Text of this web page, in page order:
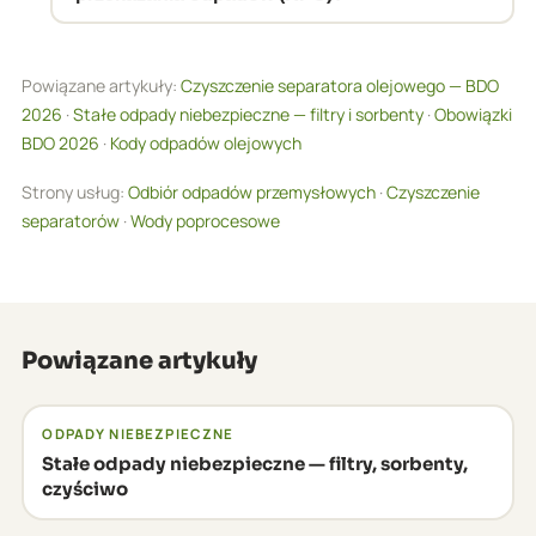
WIOŚ mogą być zapowiedziane lub nie.
wytwarzanych odpadów. Odpady niebezpieczne
wystawienia. System e-BDO archiwizuje KPO
elektronicznie — wystarczy dostęp do konta.
Powiązane artykuły: Czyszczenie separatora olejowego — BDO
2026 ·Stałe odpady niebezpieczne — filtry i sorbenty·Obowiązki
BDO 2026 · Kody odpadów olejowych
Strony usług: Odbiór odpadów przemysłowych·Czyszczenie
separatorów·Wody poprocesowe
Powiązane artykuły
ODPADY NIEBEZPIECZNE
Stałe odpady niebezpieczne — filtry, sorbenty,
czyściwo